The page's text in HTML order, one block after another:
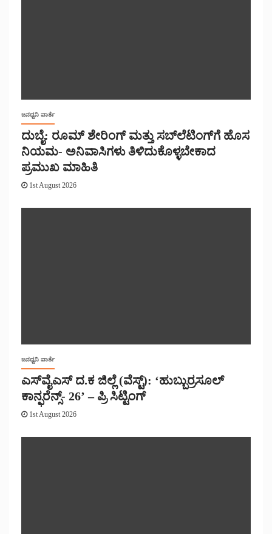
ಜನಧ್ವನಿ ವಾರ್ತೆ
ದುಬೈ: ರೂಮ್ ಶೇರಿಂಗ್ ಮತ್ತು ಸಬ್‌ಲೆಟಿಂಗ್‌ಗೆ ಹೊಸ
ನಿಯಮ- ಅನಿವಾಸಿಗಳು ತಿಳಿದುಕೊಳ್ಳಬೇಕಾದ
ಪ್ರಮುಖ ಮಾಹಿತಿ
1st August 2026
ಜನಧ್ವನಿ ವಾರ್ತೆ
ಎಸ್‌ವೈಎಸ್ ದ.ಕ ಜಿಲ್ಲೆ (ವೆಸ್ಟ್): ‘ಹುಬ್ಬುರ್ರಸೂಲ್
ಕಾನ್ಫರೆನ್ಸ್- 26’ – ಪ್ರಿ ಸಿಟ್ಟಿಂಗ್
1st August 2026